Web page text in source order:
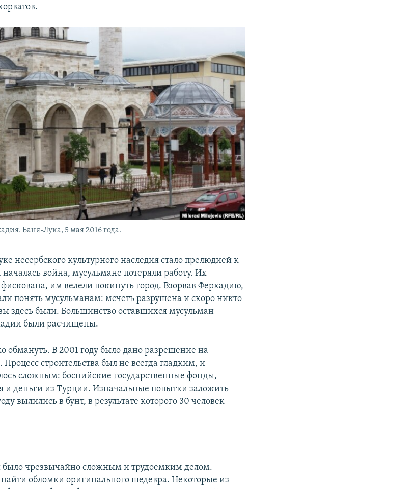
Баня-Лука, 5 мая 2016 года.
несербского культурного наследия стало прелюдией к
война, мусульмане потеряли работу. Их
им велели покинуть город. Взорвав Ферхадию,
понять мусульманам: мечеть разрушена и скоро никто
здесь были. Большинство оставшихся мусульман
были расчищены.
обмануть. В 2001 году было дано разрешение на
Процесс строительства был не всегда гладким, и
сложным: боснийские государственные фонды,
и деньги из Турции. Изначальные попытки заложить
вылились в бунт, в результате которого 30 человек
было чрезвычайно сложным и трудоемким делом.
обломки оригинального шедевра. Некоторые из